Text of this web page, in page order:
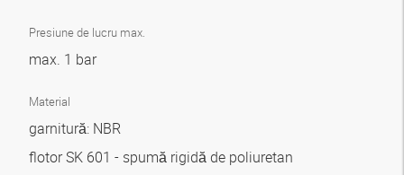
Presiune de lucru max.
max. 1 bar
Material
garnitură: NBR
flotor SK 601 - spumă rigidă de poliuretan